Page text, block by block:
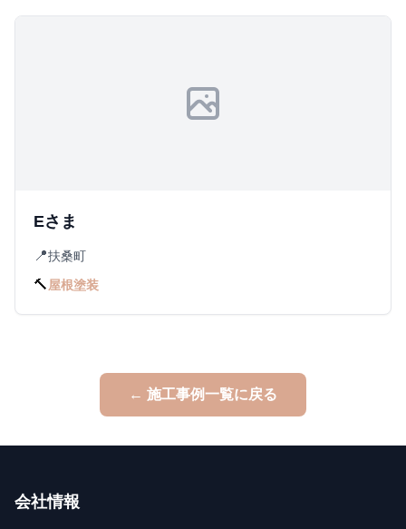
Eさま
📍扶桑町
🔨屋根塗装
← 施工事例一覧に戻る
会社情報